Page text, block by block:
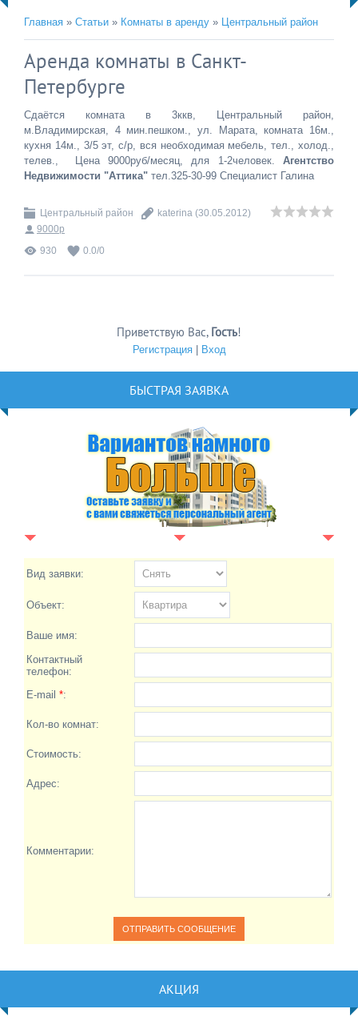
Главная » Статьи » Комнаты в аренду » Центральный район
Аренда комнаты в Санкт-
Петербурге
Сдаётся комната в 3ккв, Центральный район,
м.Владимирская, 4 мин.пешком., ул. Марата, комната 16м.,
кухня 14м., 3/5 эт, с/р, вся необходимая мебель, тел., холод.,
телев., Цена 9000руб/месяц, для 1-2человек. Агентство
Недвижимости "Аттика" тел.325-30-99 Специалист Галина
Центральный район katerina (30.05.2012)
9000р
930
0.0/0
Приветствую Вас, Гость!
Регистрация| Вход
БЫСТРАЯ ЗАЯВКА
Вид заявки:
Объект:
Ваше имя:
Контактный
телефон:
E-mail *:
Кол-во комнат:
Стоимость:
Адрес:
Комментарии:
АКЦИЯ